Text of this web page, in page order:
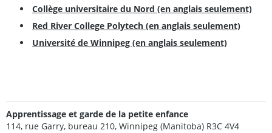
Collège universitaire du Nord (en anglais seulement)
Red River College Polytech (en anglais seulement)
Université de Winnipeg (en anglais seulement)
Apprentissage et garde de la petite enfance
114, rue Garry, bureau 210, Winnipeg (Manitoba) R3C 4V4